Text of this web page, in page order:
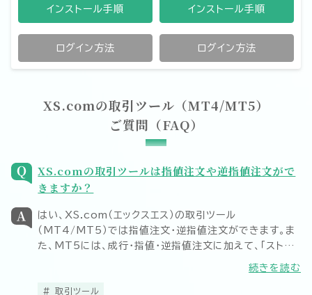
インストール手順
ログイン方法
インストール手順
ログイン方法
XS.comの取引ツール（MT4/MT5）
ご質問（FAQ）
XS.comの取引ツールは指値注文や逆指値注文がで
きますか？
はい、XS.com（エックスエス）の取引ツール
（MT4/MT5）では指値注文・逆指値注文ができます。ま
た、MT5には、成行・指値・逆指値注文に加えて、「ストッ
注文機能の活用により、押し目買いや戻り売りをより戦略
的に行うことが可能です。
続きを読む
取引ツール